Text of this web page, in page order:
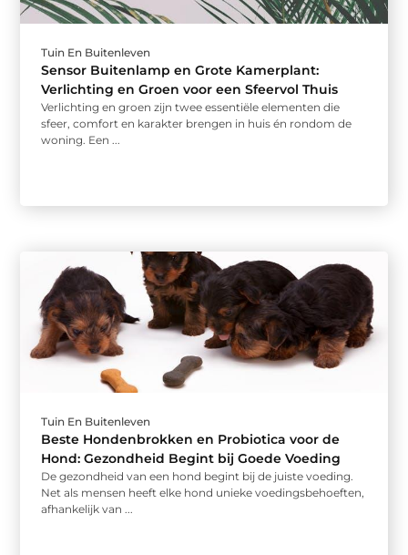
Tuin En Buitenleven
Sensor Buitenlamp en Grote Kamerplant:
Verlichting en Groen voor een Sfeervol Thuis
Verlichting en groen zijn twee essentiële elementen die
sfeer, comfort en karakter brengen in huis én rondom de
woning. Een ...
Tuin En Buitenleven
Beste Hondenbrokken en Probiotica voor de
Hond: Gezondheid Begint bij Goede Voeding
De gezondheid van een hond begint bij de juiste voeding.
Net als mensen heeft elke hond unieke voedingsbehoeften,
afhankelijk van ...